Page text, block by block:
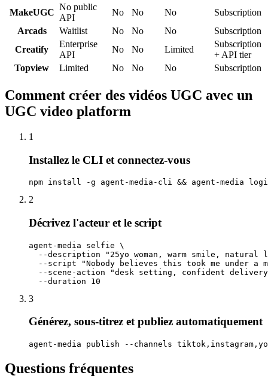
MakeUGC
No public
API
No No No
Subscription
Arcads
Waitlist No No No
Subscription
Creatify
Enterprise
API
No No Limited
Subscription
+ API tier
Topview
Limited No No No Subscription
Comment créer des vidéos UGC avec un
UGC video platform
1
Installez le CLI et connectez-vous
npm install -g agent-media-cli && agent-media
2
Décrivez l'acteur et le script
agent-media selfie \
--description "25yo woman, warm smile, natural
--script "Nobody believes this took me under a
--scene-action "desk setting, confident
  --duration 10
3
Générez, sous-titrez et publiez automatiquement
agent-media publish --channels
Questions fréquentes